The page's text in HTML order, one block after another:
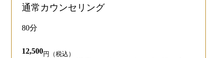
通常カウンセリング
80分
12,500円（税込）